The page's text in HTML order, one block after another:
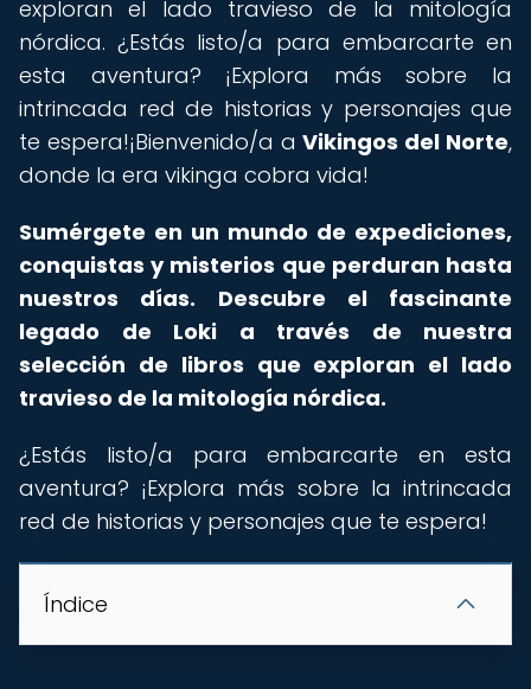
exploran el lado travieso de la mitología
nórdica. ¿Estás listo/a para embarcarte en
esta aventura? ¡Explora más sobre la
intrincada red de historias y personajes que
te espera!¡Bienvenido/a aVikingos del Norte,
donde la era vikinga cobra vida!
Sumérgete en un mundo de expediciones,
conquistas y misterios que perduran hasta
nuestros días.
Descubre el fascinante
legado de Loki a través de nuestra
selección de libros que exploran el lado
travieso de la mitología nórdica.
¿Estás listo/a para embarcarte en esta
aventura? ¡Explora más sobre la intrincada
red de historias y personajes que te espera!
Índice